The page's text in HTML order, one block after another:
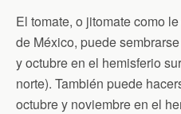
El tomate, o jitomate como
de México, puede
y octubre en el hemisferio
norte). También puede
octubre y noviembre en el